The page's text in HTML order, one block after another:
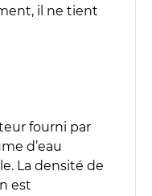
il ne tient
fourni par
d’eau
La densité de
est